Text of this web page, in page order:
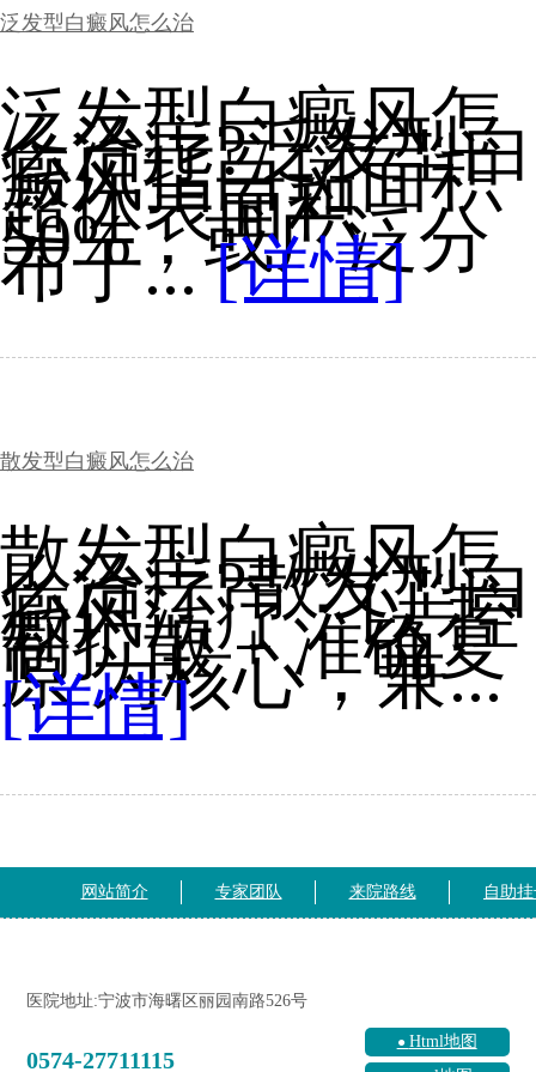
泛发型白癜风怎么治
泛发型白癜风怎
么治疗?泛发型白
癜风指白斑面积
超体表面积
50%，或广泛分
布于...[详情]
散发型白癜风怎么治
散发型白癜风怎
么治疗?散发型白
癜风治疗：以 控
制扩散 + 准确复
原 为核心，兼...
[详情]
网站简介 专家团队 来院路线 自助
医院地址:宁波市海曙区丽园南路526号
0574-27711115
Html地图